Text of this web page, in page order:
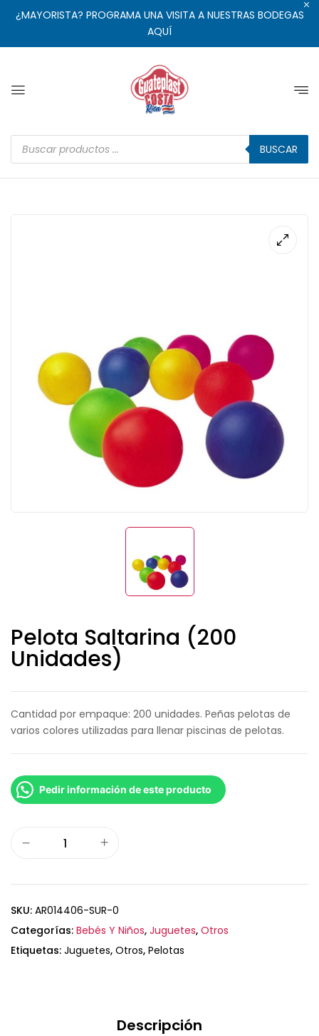
¿MAYORISTA? PROGRAMA UNA VISITA A NUESTRAS BODEGAS
AQUÍ
BUSCAR
Pelota Saltarina (200
Unidades)
Cantidad por empaque: 200 unidades. Peñas pelotas de
varios colores utilizadas para llenar piscinas de pelotas.
Pedir información de este producto
SKU: AR014406-SUR-0
Categorías: Bebés Y Niños, Juguetes, Otros
Etiquetas: Juguetes, Otros, Pelotas
Descripción